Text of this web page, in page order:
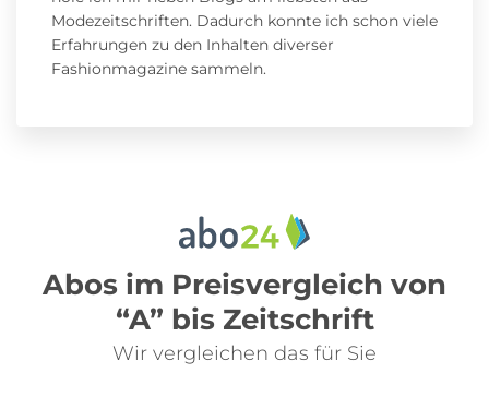
Modezeitschriften. Dadurch konnte ich schon viele
Erfahrungen zu den Inhalten diverser
Fashionmagazine sammeln.
Abos im Preisvergleich von
“A” bis Zeitschrift
Wir vergleichen das für Sie